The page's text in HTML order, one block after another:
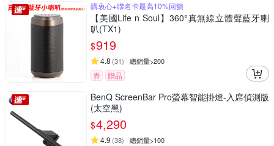
購衷心+聯名卡最高10%回饋
【美國Life n Soul】360°真無線立體聲藍牙喇
叭(TX1)
$919
4.8 (31) 總銷量>200
券 贈品
BenQ ScreenBar Pro螢幕智能掛燈-入席偵測版
(太空黑)
$4,290
4.9 (38) 總銷量>100